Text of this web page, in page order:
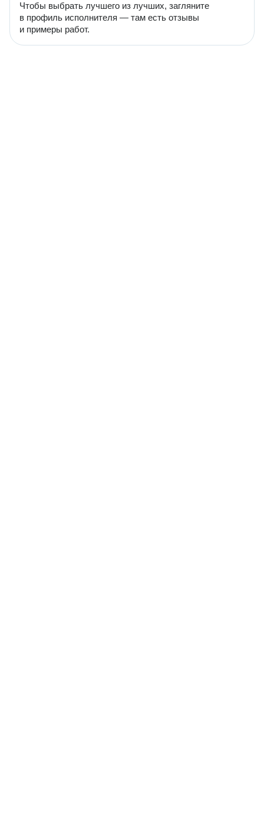
Чтобы выбрать лучшего из лучших, загляните
в профиль исполнителя — там есть отзывы
и примеры работ.